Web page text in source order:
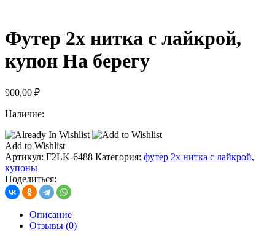
Футер 2х нитка с лайкрой,
купон На берегу
900,00 ₽
Наличие:
Add to Wishlist
Артикул: F2LK-6488 Категория: футер 2х нитка с лайкрой,
купоны
Поделиться:
Описание
Отзывы (0)